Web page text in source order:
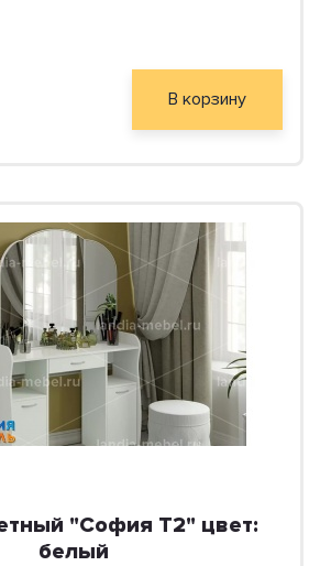
В корзину
"София Т2" цвет:
белый